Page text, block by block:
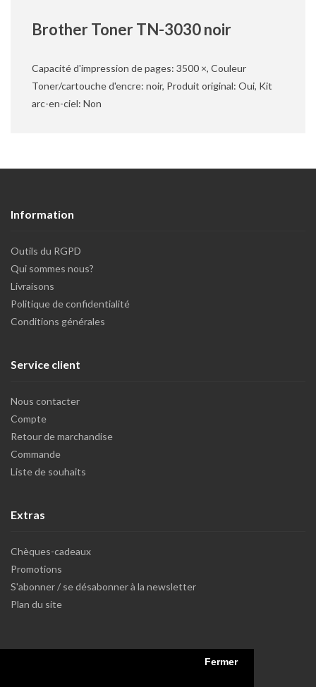
Fermer
Brother Toner TN-3030 noir
Capacité d'impression de pages: 3500 ×, Couleur
Toner/cartouche d'encre: noir, Produit original: Oui, Kit
arc-en-ciel: Non
Information
Outils du RGPD
Qui sommes nous?
Livraisons
Politique de confidentialité
Conditions générales
Service client
Nous contacter
Compte
Retour de marchandise
Commande
Liste de souhaits
Extras
Chèques-cadeaux
Promotions
S'abonner / se désabonner à la newsletter
Plan du site